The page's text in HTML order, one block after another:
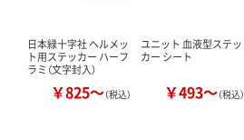
日本緑十字社 ヘルメッ
ト用ステッカー ハーフ
ラミ（文字封入）
￥825～（税込）
ユニット 血液型ステッ
カー シート
￥493～（税込）